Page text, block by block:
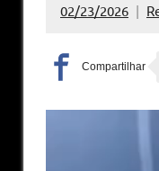
02/23/2026
Nenhum